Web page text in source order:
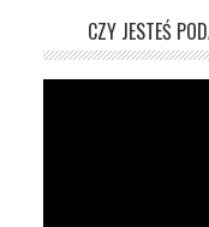
CZY JESTEŚ